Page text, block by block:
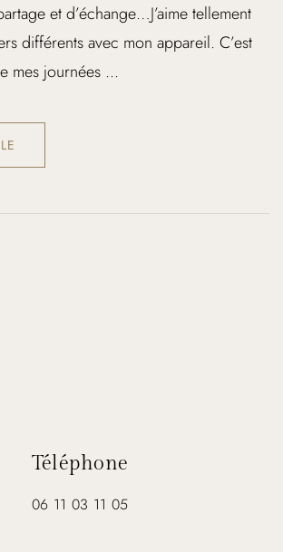
et d’échange…J’aime tellement
différents avec mon appareil. C’est
mes journées ...
Téléphone
06 11 03 11 05